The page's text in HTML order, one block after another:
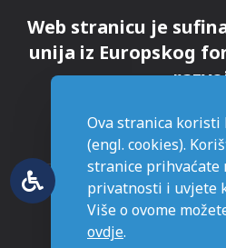
Web stranicu je
unija iz Europskog
Ova stranica koristi
(engl. cookies).
stranice prihvaćate
privatnosti i uvjete
Više o ovome
ovdje.